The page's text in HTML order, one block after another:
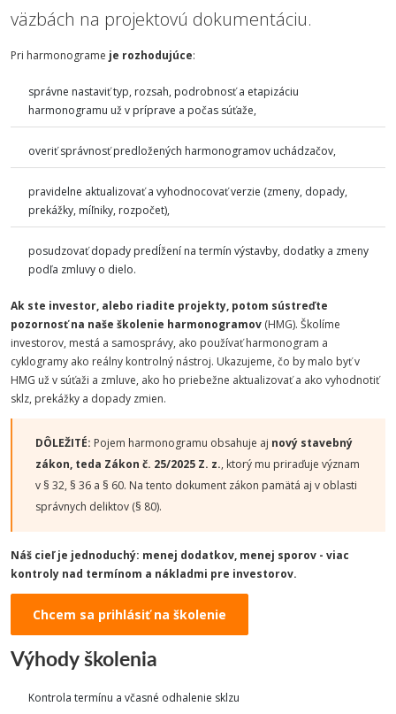
väzbách na projektovú dokumentáciu.
Pri harmonograme je rozhodujúce:
správne nastaviť typ, rozsah, podrobnosť a etapizáciu
harmonogramu už v príprave a počas súťaže,
overiť správnosť predložených harmonogramov uchádzačov,
pravidelne aktualizovať a vyhodnocovať verzie (zmeny, dopady,
prekážky, míľniky, rozpočet),
posudzovať dopady predĺžení na termín výstavby, dodatky a zmeny
podľa zmluvy o dielo.
Ak ste investor, alebo riadite projekty, potom sústreďte
pozornosť na naše školenie harmonogramov (HMG). Školíme
investorov, mestá a samosprávy, ako používať harmonogram a
cyklogramy ako reálny kontrolný nástroj. Ukazujeme, čo by malo byť v
HMG už v súťaži a zmluve, ako ho priebežne aktualizovať a ako vyhodnotiť
sklz, prekážky a dopady zmien.
DÔLEŽITÉ: Pojem harmonogramu obsahuje aj nový stavebný
zákon, teda Zákon č. 25/2025 Z. z., ktorý mu priraďuje význam
v § 32, § 36 a § 60. Na tento dokument zákon pamätá aj v oblasti
správnych deliktov (§ 80).
Náš cieľ je jednoduchý: menej dodatkov, menej sporov - viac
kontroly nad termínom a nákladmi pre investorov.
Chcem sa prihlásiť na školenie
Výhody školenia
Kontrola termínu a včasné odhalenie sklzu